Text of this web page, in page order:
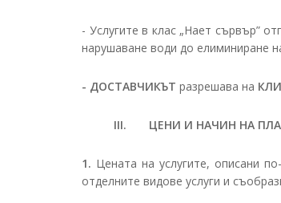
- Услугите в клас „Нает сървър”
нарушаване води до елиминиране
- ДОСТАВЧИКЪТ разрешава на
III. ЦЕНИ И НАЧИН НА
1. Цената на услугите, описани
отделните видове услуги и